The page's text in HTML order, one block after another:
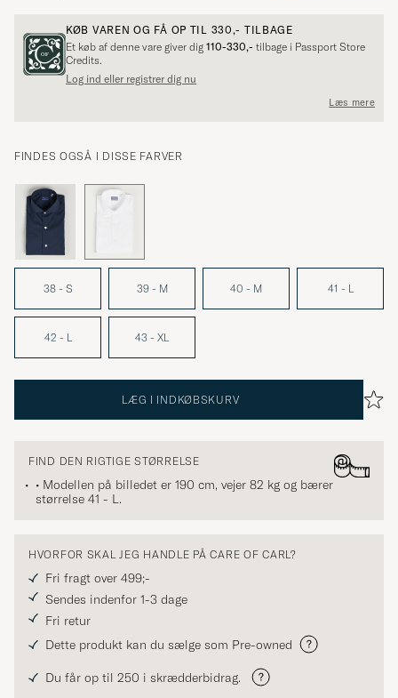
KØB VAREN OG FÅ OP TIL 330,- TILBAGE
Et køb af denne vare giver dig 110-330,- tilbage i Passport Store
Credits.
Log ind eller registrer dig nu
Læs mere
FINDES OGSÅ I DISSE FARVER
38 - S 39 - M 40 - M 41 - L
42 - L 43 - XL
LÆG I INDKØBSKURV
FIND DEN RIGTIGE STØRRELSE
• Modellen på billedet er 190 cm, vejer 82 kg og bærer
størrelse 41 - L.
HVORFOR SKAL JEG HANDLE PÅ CARE OF CARL?
Fri fragt over 499;-
Sendes indenfor 1-3 dage
Fri retur
Dette produkt kan du sælge som Pre-owned
Du får op til 250 i skrædderbidrag.